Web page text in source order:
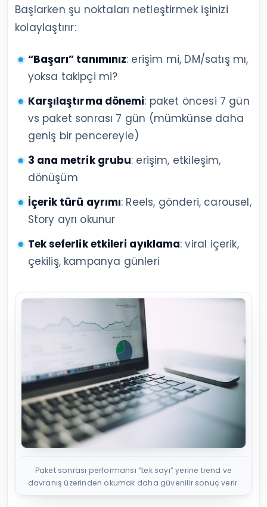
Başlarken şu noktaları netleştirmek işinizi
kolaylaştırır:
“Başarı” tanımınız: erişim mi, DM/satış mı,
yoksa takipçi mi?
Karşılaştırma dönemi: paket öncesi 7 gün
vs paket sonrası 7 gün (mümkünse daha
geniş bir pencereyle)
3 ana metrik grubu: erişim, etkileşim,
dönüşüm
İçerik türü ayrımı: Reels, gönderi, carousel,
Story ayrı okunur
Tek seferlik etkileri ayıklama: viral içerik,
çekiliş, kampanya günleri
Paket sonrası performansı “tek sayı” yerine trend ve
davranış üzerinden okumak daha güvenilir sonuç verir.